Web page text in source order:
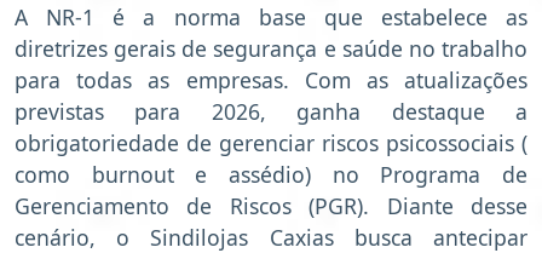
A NR-1 é a norma base que estabelece as
diretrizes gerais de segurança e saúde no trabalho
para todas as empresas. Com as atualizações
previstas para 2026, ganha destaque a
obrigatoriedade de gerenciar riscos psicossociais (
como burnout e assédio) no Programa de
Gerenciamento de Riscos (PGR). Diante desse
cenário, o Sindilojas Caxias busca antecipar